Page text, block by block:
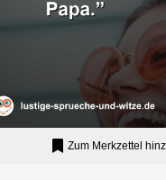
Zum Merkzettel